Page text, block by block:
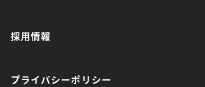
採用情報
プライバシーポリシー